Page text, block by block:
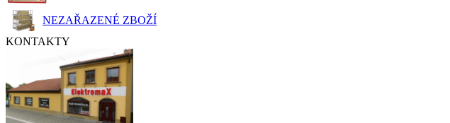
NEZAŘAZENÉ ZBOŽÍ
KONTAKTY